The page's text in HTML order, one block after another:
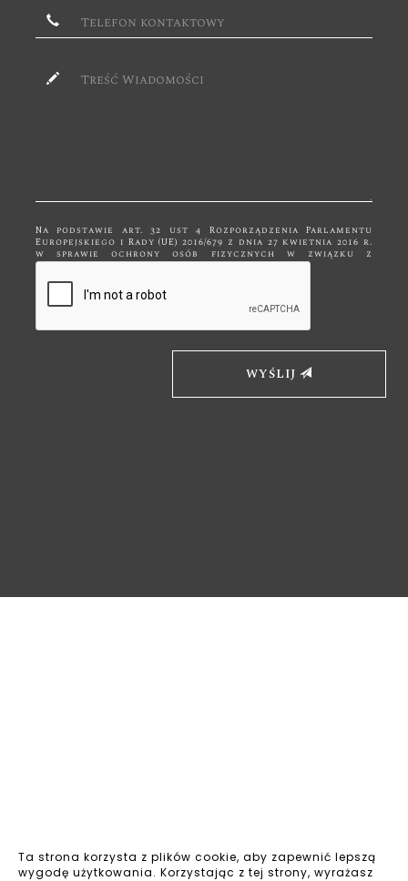
Na podstawie art. 32 ust 4 Rozporządzenia Parlamentu
Europejskiego i Rady (UE) 2016/679 z dnia 27 kwietnia 2016 r.
w sprawie ochrony osób fizycznych w związku z
przetwarzaniem danych osobowych i w sprawie
Państwa dane przetwarzane są tylko do celów
kontaktowych i nie będą udostępniane innym podmiotom
Administratorem podanych przez Panią/Pana danych
32-650 Kęty. Wybierając drogę kontaktu z nami za pomocą
formularza kontaktowego, jednocześnie wyraża Pani/Pan
WYŚLIJ
Ta strona korzysta z plików cookie, aby zapewnić lepszą
wygodę użytkowania. Korzystając z tej strony, wyrażasz